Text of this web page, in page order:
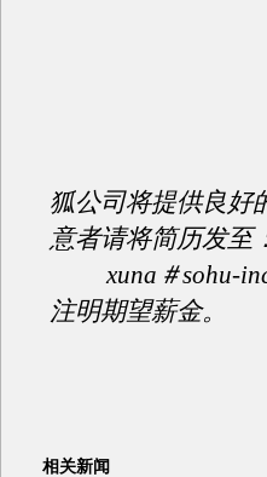
狐公司将提供良好
意者请将简历发至
xuna＃sohu-
注明期望薪金。
相关新闻